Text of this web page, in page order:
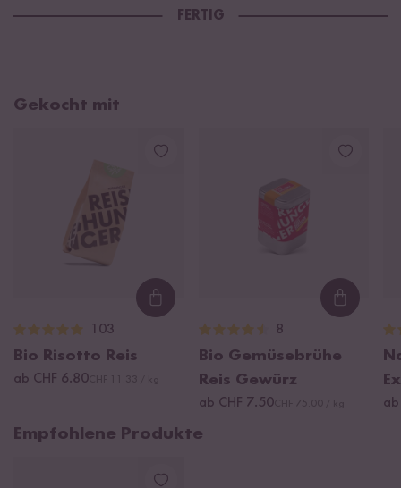
FERTIG
Gekocht mit
Loading...
103
Bio Risotto Reis
ab CHF 6.80
8
Bio Gemüsebrühe
Reis Gewürz
ab CHF 7.50CHF 75.00 / kg
Empfohlene Produkte